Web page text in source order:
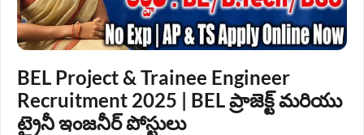
BEL Project & Trainee Engineer
Recruitment 2025 | BEL ప్రాజెక్ట్ మరియు
ట్రైనీ ఇంజనీర్ పోస్టులు